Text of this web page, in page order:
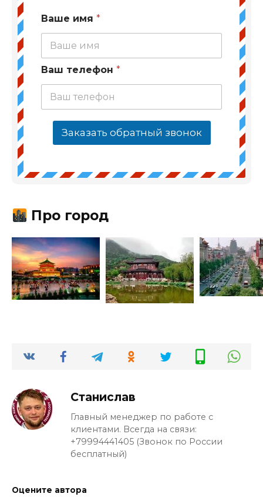
Ваше имя *
Ваш телефон *
Заказать обратный звонок
Про город
Станислав
Главный менеджер по работе с
клиентами. Всегда на связи:
+79994441405 (Звонок по России
бесплатный)
Оцените автора